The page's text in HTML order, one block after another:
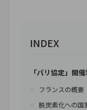
INDEX
「パリ協定」開
フランスの概要
脱炭素化への国